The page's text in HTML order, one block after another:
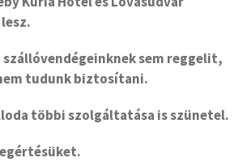
szállóvendégeinknek sem reggelit,
tudunk biztosítani.
többi szolgáltatása is szünetel.